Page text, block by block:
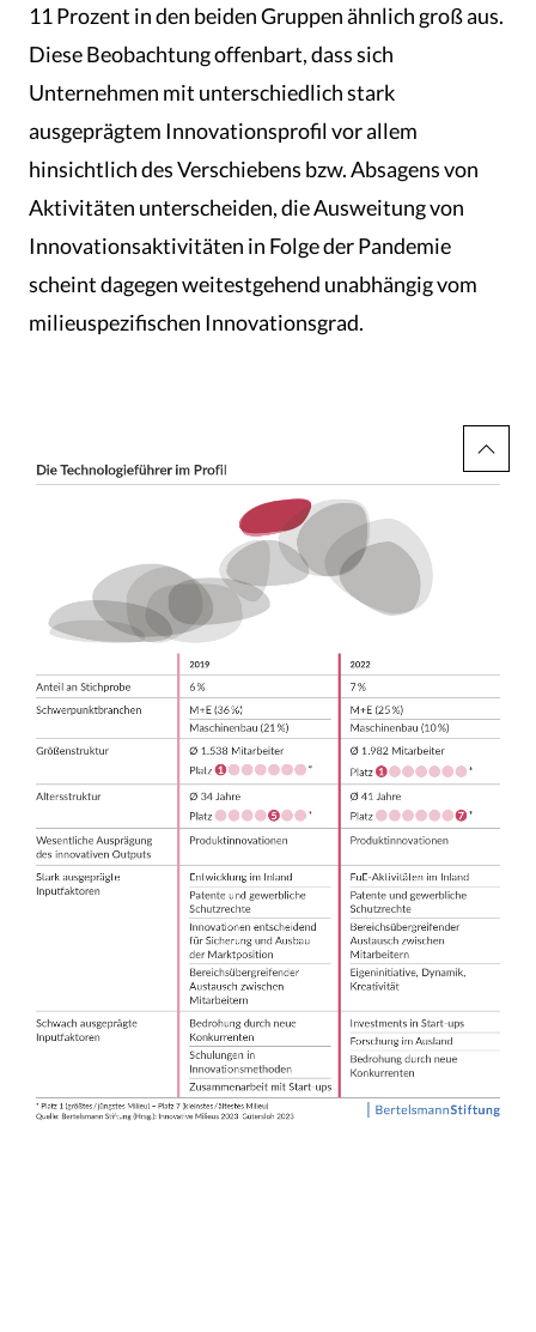
11 Prozent in den beiden Gruppen ähnlich groß aus.
Diese Beobachtung offenbart, dass sich
Unternehmen mit unterschiedlich stark
ausgeprägtem Innovationsprofil vor allem
hinsichtlich des Verschiebens bzw. Absagens von
Aktivitäten unterscheiden, die Ausweitung von
Innovationsaktivitäten in Folge der Pandemie
scheint dagegen weitestgehend unabhängig vom
milieuspezifischen Innovationsgrad.